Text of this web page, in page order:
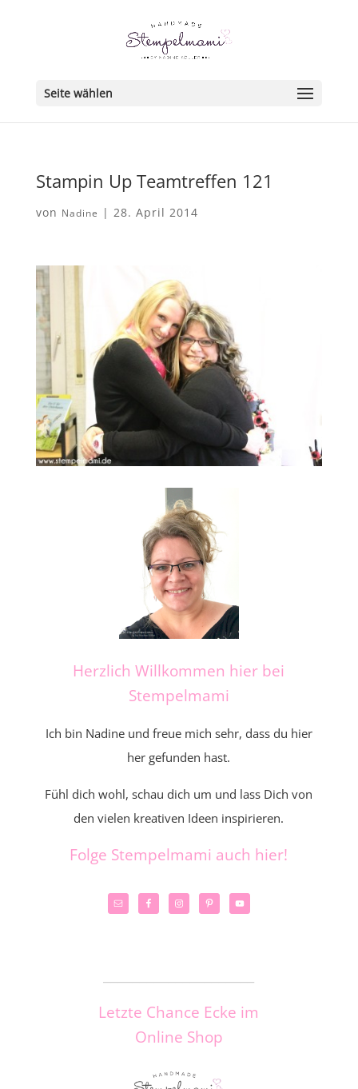
Seite wählen
Stampin Up Teamtreffen 121
von Nadine | 28. April 2014
Herzlich Willkommen hier bei
Stempelmami
Ich bin Nadine und freue mich sehr, dass du hier
her gefunden hast.
Fühl dich wohl, schau dich um und lass Dich von
den vielen kreativen Ideen inspirieren.
Folge Stempelmami auch hier!
Letzte Chance Ecke im
Online Shop